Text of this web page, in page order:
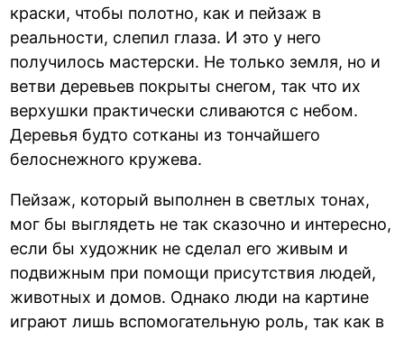
краски, чтобы полотно, как и пейзаж в
реальности, слепил глаза. И это у него
получилось мастерски. Не только земля, но и
ветви деревьев покрыты снегом, так что их
верхушки практически сливаются с небом.
Деревья будто сотканы из тончайшего
белоснежного кружева.
Пейзаж, который выполнен в светлых тонах,
мог бы выглядеть не так сказочно и интересно,
если бы художник не сделал его живым и
подвижным при помощи присутствия людей,
животных и домов. Однако люди на картине
играют лишь вспомогательную роль, так как в